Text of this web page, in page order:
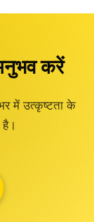
करें
भर में उत्कृष्टता के
है।